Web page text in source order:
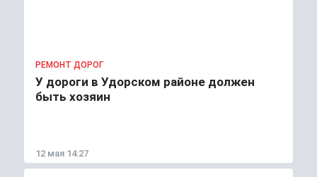
РЕМОНТ ДОРОГ
У дороги в Удорском районе должен
быть хозяин
12 мая 14:27